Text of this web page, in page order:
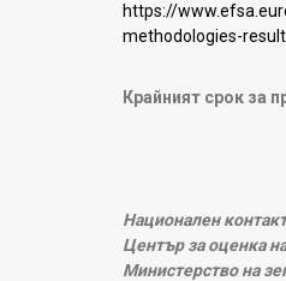
https://
methodologies-
Крайният срок за
Национален
Център за оценка
Министерство на